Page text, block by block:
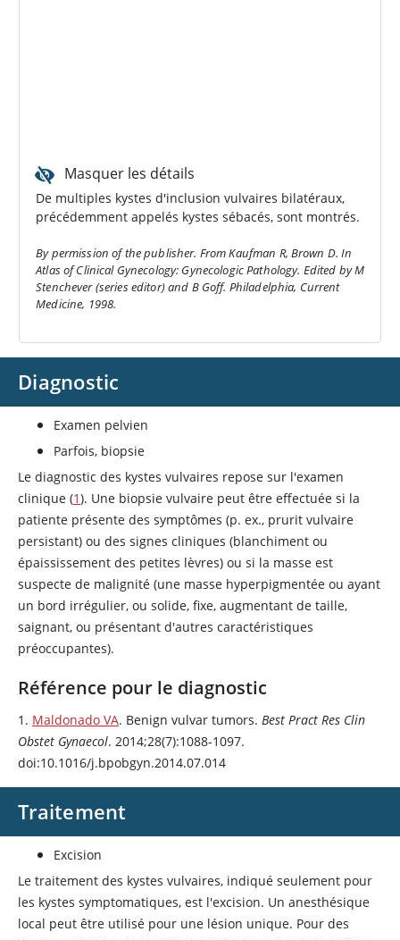
Masquer les détails
De multiples kystes d'inclusion vulvaires bilatéraux,
précédemment appelés kystes sébacés, sont montrés.
By permission of the publisher. From Kaufman R, Brown D. In
Atlas of Clinical Gynecology: Gynecologic Pathology. Edited by M
Stenchever (series editor) and B Goff. Philadelphia, Current
Medicine, 1998.
Diagnostic
Examen pelvien
Parfois, biopsie
Le diagnostic des kystes vulvaires repose sur l'examen
clinique (1). Une biopsie vulvaire peut être effectuée si la
patiente présente des symptômes (p. ex., prurit vulvaire
persistant) ou des signes cliniques (blanchiment ou
épaississement des petites lèvres) ou si la masse est
suspecte de malignité (une masse hyperpigmentée ou ayant
un bord irrégulier, ou solide, fixe, augmentant de taille,
saignant, ou présentant d'autres caractéristiques
préoccupantes).
Référence pour le diagnostic
1. Maldonado VA. Benign vulvar tumors. Best Pract Res Clin
Obstet Gynaecol. 2014;28(7):1088-1097.
doi:10.1016/j.bpobgyn.2014.07.014
Traitement
Excision
Le traitement des kystes vulvaires, indiqué seulement pour
les kystes symptomatiques, est l'excision. Un anesthésique
local peut être utilisé pour une lésion unique. Pour des